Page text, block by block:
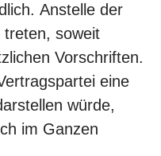
Anstelle der
treten, soweit
Vorschriften.
eine
würde,
im Ganzen